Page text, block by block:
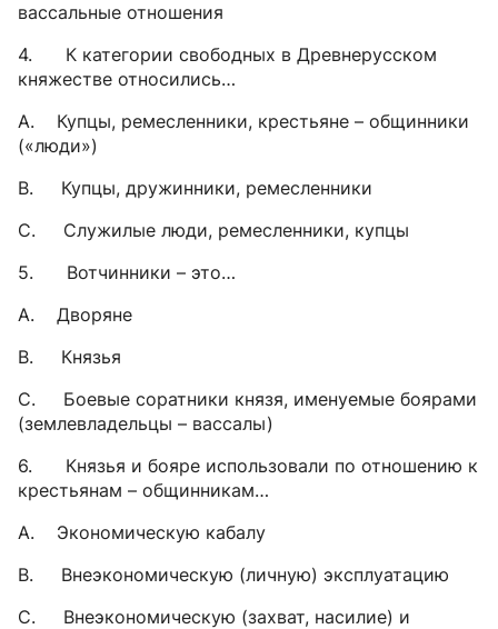
вассальные отношения
4. К категории свободных в Древнерусском
княжестве относились…
A. Купцы, ремесленники, крестьяне – общинники
(«люди»)
B. Купцы, дружинники, ремесленники
C. Служилые люди, ремесленники, купцы
5. Вотчинники – это…
A. Дворяне
B. Князья
C. Боевые соратники князя, именуемые боярами
(землевладельцы – вассалы)
6. Князья и бояре использовали по отношению к
крестьянам – общинникам…
A. Экономическую кабалу
B. Внеэкономическую (личную) эксплуатацию
C. Внеэкономическую (захват, насилие) и